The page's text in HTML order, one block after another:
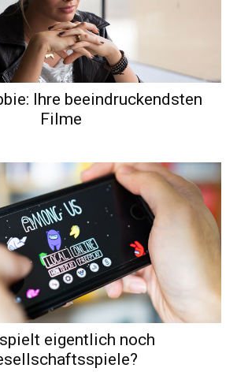
Ihre beeindruckendsten
Filme
eigentlich noch